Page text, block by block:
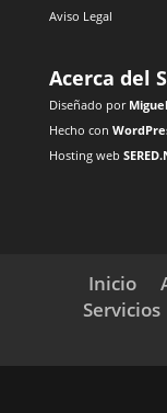
Aviso Legal
Acerca del
Diseñado por
Hecho con
Hosting web
Inicio
Servicios